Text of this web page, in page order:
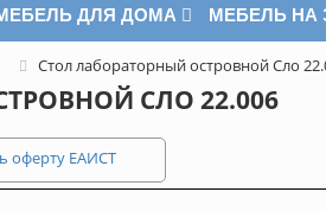
ДЛЯ ДОМА МЕБЕЛЬ НА
Стол лабораторный островной Сло
СЛО 22.006
оферту ЕАИСТ